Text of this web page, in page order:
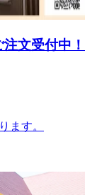
文受付中！
ます。